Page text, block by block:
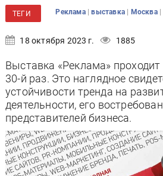
ТЕГИ Реклама |выставка | Москва |
18 октября 2023 г. 1885
Выставка «Реклама» проходит
30-й раз. Это наглядное
устойчивости тренда на
деятельности, его
представителей бизнеса.